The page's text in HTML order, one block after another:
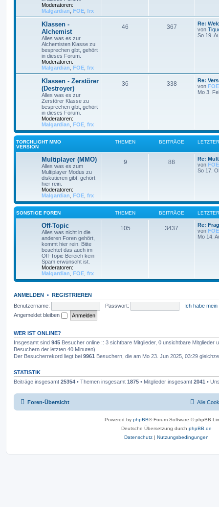
Moderatoren:
Malgardian FOE frx
Klassen -
Alchemist
Alles was es zur
Alchemisten Klasse zu
besprechen gibt, gehört
in dieses Forum.
Moderatoren:
Malgardian FOE frx
46 367
Re:
von
So 19.
Klassen - Zerstörer
(Destroyer)
Alles was es zur
Zerstörer Klasse zu
besprechen gibt, gehört
in dieses Forum.
Moderatoren:
Malgardian FOE frx
36 338
Re:
von FOE
Mo 3.
TORCHLIGHT MMO
VERSION
THEMEN BEITRÄGE
Multiplayer (MMO)
Alles was es zum
Multiplayer Modus zu
diskutieren gibt, gehört
hier rein.
Moderatoren:
Malgardian FOE frx
9 88
Re:
von FOE
So 17.
SONSTIGE FOREN THEMEN BEITRÄGE
Off-Topic
Alles was nicht in die
anderen Foren gehört,
kommt hier rein. Bitte
beachtet das auch im
Off-Topic Bereich kein
Spam erwünscht ist.
Moderatoren:
Malgardian FOE frx
105 3437
Re:
von FOE
Mo 14.
ANMELDEN • REGISTRIEREN
Benutzername:
Passwort:
Ich habe
Angemeldet bleiben
WER IST ONLINE?
Insgesamt sind 945 Besucher online :: 3 sichtbare Mitglieder, 0 unsichtbare Mitglieder
Besuchern der letzten 40 Minuten)
Der Besucherrekord liegt bei 9961 Besuchern, die am Mo 23. Jun 2025, 03:29
STATISTIK
Beiträge insgesamt 25354 • Themen insgesamt 1875 • Mitglieder insgesamt 2041 •
Foren-Übersicht Alle
Powered by phpBB® Forum Software © phpBB
Deutsche Übersetzung durch phpBB.de
Datenschutz | Nutzungsbedingungen